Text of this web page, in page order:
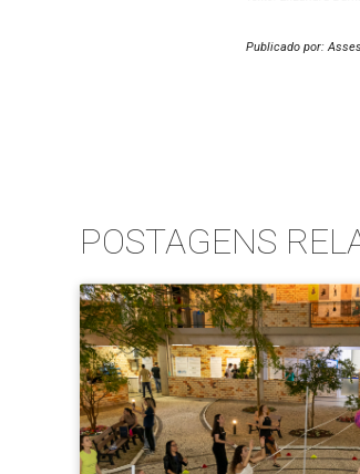
Publicado por:
POSTAGENS